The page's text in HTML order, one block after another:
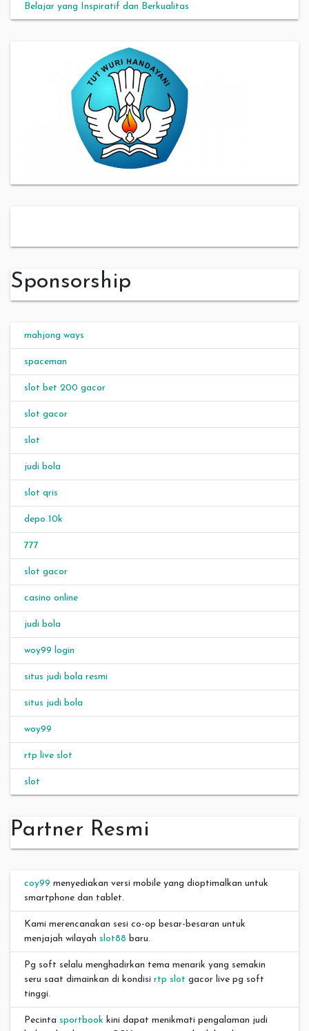
Belajar yang Inspiratif dan Berkualitas
Sponsorship
mahjong ways
spaceman
slot bet 200 gacor
slot gacor
slot
judi bola
slot qris
depo 10k
777
slot gacor
casino online
judi bola
woy99 login
situs judi bola resmi
situs judi bola
woy99
rtp live slot
slot
Partner Resmi
coy99 menyediakan versi mobile yang dioptimalkan untuk
smartphone dan tablet.
Kami merencanakan sesi co-op besar-besaran untuk
menjajah wilayah slot88 baru.
Pg soft selalu menghadirkan tema menarik yang semakin
seru saat dimainkan di kondisi rtp slot gacor live pg soft
tinggi.
Pecinta sportbook kini dapat menikmati pengalaman judi